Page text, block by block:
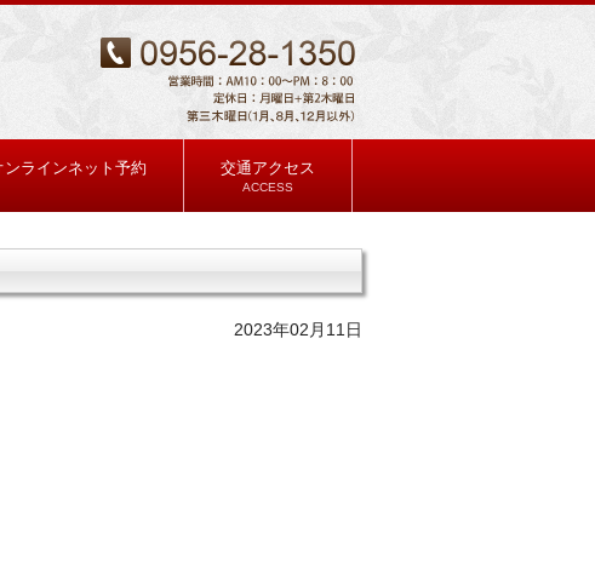
ンラインネット予約 交通アクセス
ACCESS
2023年02月11日